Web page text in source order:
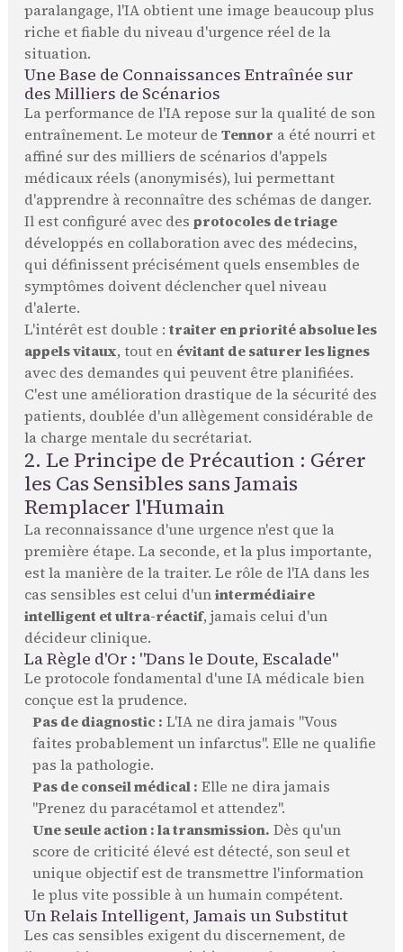
paralangage, l'IA obtient une image beaucoup plus
riche et fiable du niveau d'urgence réel de la
situation.
Une Base de Connaissances Entraînée sur
des Milliers de Scénarios
La performance de l'IA repose sur la qualité de son
entraînement. Le moteur de Tennor a été nourri et
affiné sur des milliers de scénarios d'appels
médicaux réels (anonymisés), lui permettant
d'apprendre à reconnaître des schémas de danger.
Il est configuré avec des protocoles de triage
développés en collaboration avec des médecins,
qui définissent précisément quels ensembles de
symptômes doivent déclencher quel niveau
d'alerte.
L'intérêt est double : traiter en priorité absolue les
appels vitaux, tout en évitant de saturer les lignes
avec des demandes qui peuvent être planifiées.
C'est une amélioration drastique de la sécurité des
patients, doublée d'un allègement considérable de
la charge mentale du secrétariat.
2. Le Principe de Précaution : Gérer
les Cas Sensibles sans Jamais
Remplacer l'Humain
La reconnaissance d'une urgence n'est que la
première étape. La seconde, et la plus importante,
est la manière de la traiter. Le rôle de l'IA dans les
cas sensibles est celui d'unintermédiaire
intelligent et ultra-réactif, jamais celui d'un
décideur clinique.
La Règle d'Or : "Dans le Doute, Escalade"
Le protocole fondamental d'une IA médicale bien
conçue est la prudence.
Pas de diagnostic : L'IA ne dira jamais "Vous
faites probablement un infarctus". Elle ne qualifie
pas la pathologie.
Pas de conseil médical : Elle ne dira jamais
"Prenez du paracétamol et attendez".
Une seule action : la transmission. Dès qu'un
score de criticité élevé est détecté, son seul et
unique objectif est de transmettre l'information
le plus vite possible à un humain compétent.
Un Relais Intelligent, Jamais un Substitut
Les cas sensibles exigent du discernement, de